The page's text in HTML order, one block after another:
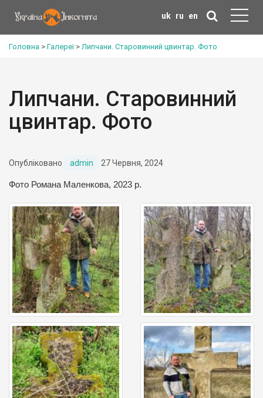
uk ru en
Головна > Галереї>Липчани. Старовинний цвинтар. Фото
Липчани. Старовинний
цвинтар. Фото
Опубліковано admin 27 Червня, 2024
Фото Романа Маленкова, 2023 р.